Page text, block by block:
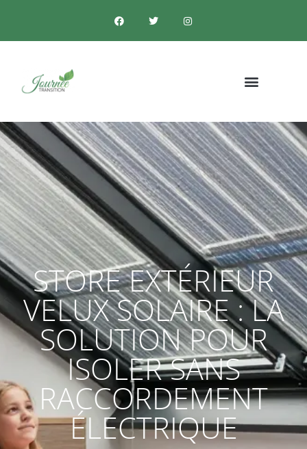
STORE EXTÉRIEUR
VELUX SOLAIRE : LA
SOLUTION POUR
ISOLER SANS
RACCORDEMENT
ÉLECTRIQUE